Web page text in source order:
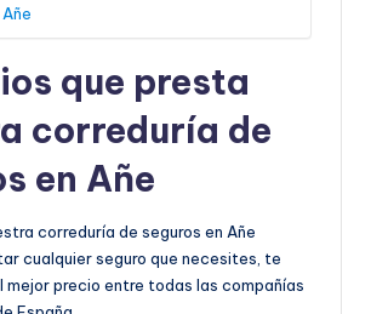
que presta
correduría de
en Añe
correduría de seguros en Añe
cualquier seguro que necesites, te
mejor precio entre todas las compañías